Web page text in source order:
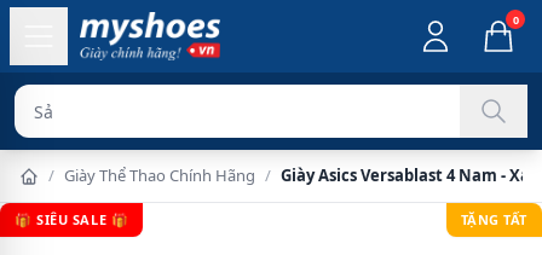
0
Sản phẩm chín
/ Giày Thể Thao Chính Hãng / Giày Asics Versablast 4 Nam -
🎁 SIÊU SALE 🎁 TẶNG TẤT